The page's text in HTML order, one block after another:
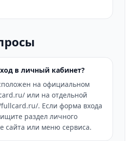
в личный кабинет?
на официальном
или на отдельной
. Если форма входа
раздел личного
сайта или меню сервиса.